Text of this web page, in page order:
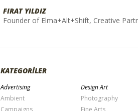
FIRAT YILDIZ
Founder of Elma+Alt+Shift, Creative
KATEGORİLER
Advertising
Ambient
Campaigns
Design Art
Photography
Fine Arts